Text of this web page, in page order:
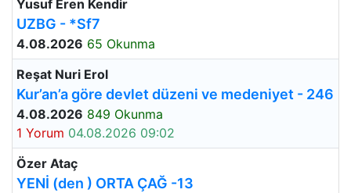
Yusuf Eren Kendir
UZBG - *Sf7
4.08.2026 65 Okunma
Reşat Nuri Erol
Kur’an’a göre devlet düzeni ve medeniyet - 246
4.08.2026 849 Okunma
1 Yorum 04.08.2026 09:02
Özer Ataç
YENİ (den ) ORTA ÇAĞ -13